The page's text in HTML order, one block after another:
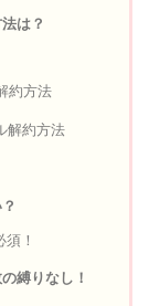
は？
約方法
解約方法
！
縛りなし！